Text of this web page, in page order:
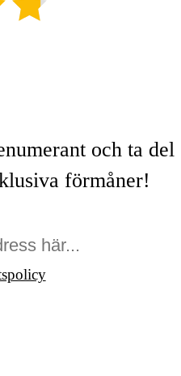
och ta del
förmåner!